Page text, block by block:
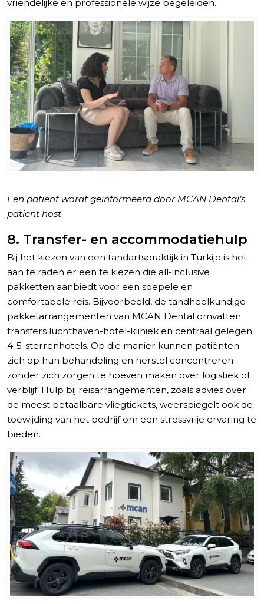
vriendelijke en professionele wijze begeleiden.
Een patiënt wordt geïnformeerd door MCAN Dental’s
patient host
8. Transfer- en accommodatiehulp
Bij het kiezen van een tandartspraktijk in Turkije is het
aan te raden er een te kiezen die all-inclusive
pakketten aanbiedt voor een soepele en
comfortabele reis. Bijvoorbeeld, de tandheelkundige
pakketarrangementen van MCAN Dental omvatten
transfers luchthaven-hotel-kliniek en centraal gelegen
4-5-sterrenhotels. Op die manier kunnen patiënten
zich op hun behandeling en herstel concentreren
zonder zich zorgen te hoeven maken over logistiek of
verblijf. Hulp bij reisarrangementen, zoals advies over
de meest betaalbare vliegtickets, weerspiegelt ook de
toewijding van het bedrijf om een stressvrije ervaring te
bieden.